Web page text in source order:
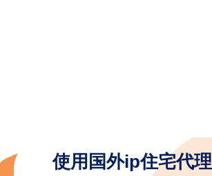
使用国外ip住宅代理